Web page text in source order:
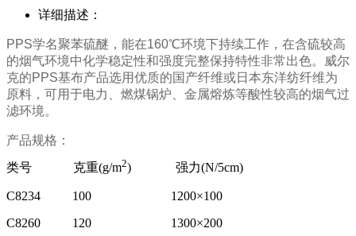
详细描述：
PPS学名聚苯硫醚 ， 能在160℃环境下持续工作，在含硫较高
的烟气环境中化学稳定性和强度完整保持特性非常出色。威尔
克的PPS基布产品选用优质的国产纤维或日本东洋纺纤维为
原料，可用于电力、 燃煤锅炉、金属熔炼等酸性较高的烟气过
滤环境。
产品规格：
类号 克重(g/m2) 强力(N/5cm)
C8234 100 1200×100
C8260 120 1300×200